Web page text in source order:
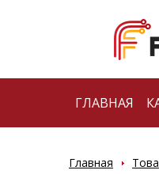
ГЛАВНАЯ
Главная